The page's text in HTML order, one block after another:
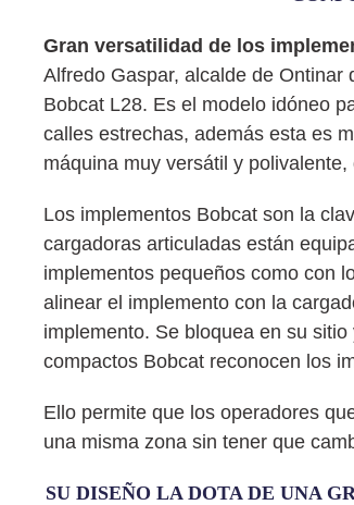
Gran versatilidad de los
Alfredo Gaspar, alcalde de Ontinar
Bobcat L28. Es el modelo idóneo
calles estrechas, además esta es
máquina muy versátil y
Los implementos Bobcat son la
cargadoras articuladas están
implementos pequeños como con
alinear el implemento con la
implemento. Se bloquea en su
compactos Bobcat reconocen los
Ello permite que los operadores
una misma zona sin tener que
SU DISEÑO LA DOTA DE UNA